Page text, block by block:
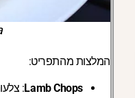
המלצות מהתפריט:
Lamb Chops
: